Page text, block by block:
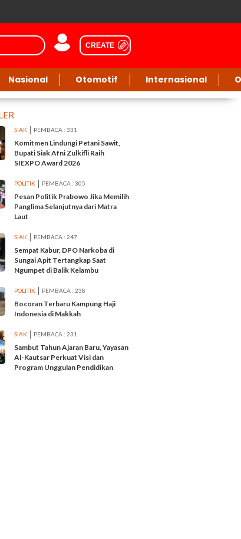
CREATE
Nasional Otomotif Internasional
SIAK PEMBACA : 331
Komitmen Lindungi Petani Sawit,
Bupati Siak Afni Zulkifli Raih
SIEXPO Award 2026
POLITIK PEMBACA : 305
Pesan Politik Prabowo Jika Memilih
Panglima Selanjutnya dari Matra
Laut
SIAK PEMBACA : 247
Sempat Kabur, DPO Narkoba di
Sungai Apit Tertangkap Saat
Ngumpet di Balik Kelambu
POLITIK PEMBACA : 238
Bocoran Terbaru Kampung Haji
Indonesia di Makkah
SIAK PEMBACA : 231
Sambut Tahun Ajaran Baru, Yayasan
Al-Kautsar Perkuat Visi dan
Program Unggulan Pendidikan